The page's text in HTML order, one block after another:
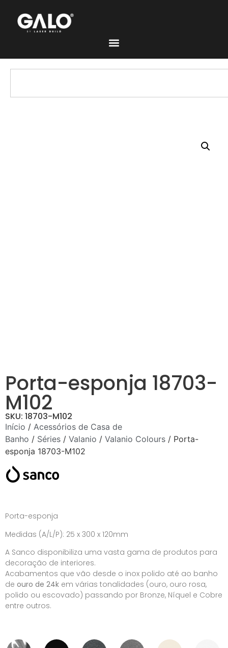
Porta-esponja 18703-
M102
SKU: 18703-M102
Início / Acessórios de Casa de
Banho / Séries / Valanio / Valanio Colours / Porta-
esponja 18703-M102
Porta-esponja
Medidas (A/L/P): 25 x 300 x 120mm
A Sanco disponibiliza uma vasta gama de produtos para
decoração de interiores.
Acabamentos que vão desde o inox polido até ao banho
de ouro de 24k em várias tonalidades (ouro, ouro rosa,
polido ou escovado) passando por Bronze, Níquel e Cobre
entre outros.